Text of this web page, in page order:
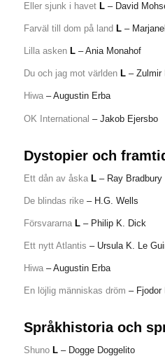
Eller sjunk i havet L– David
Farväl till dom på land L–
Lilla asken L– Ania Monahof
Du och jag mot världen L– Zulmir
Hiwa– Augustin Erba
OK International – Jakob Ejersbo
Dystopier och
Ett dån av åska L– Ray Bradbury
De blindas rike– H.G. Wells
Försvararna L– Philip K. Dick
Ett nytt Atlantis – Ursula K. Le
Hiwa– Augustin Erba
En löjlig människas dröm – Fjodor
Språkhistoria och
Shuno L– Dogge Doggelito